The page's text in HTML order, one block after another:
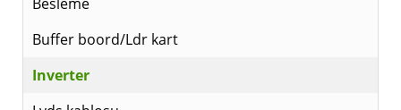
Buffer boord/Ldr kart
Inverter